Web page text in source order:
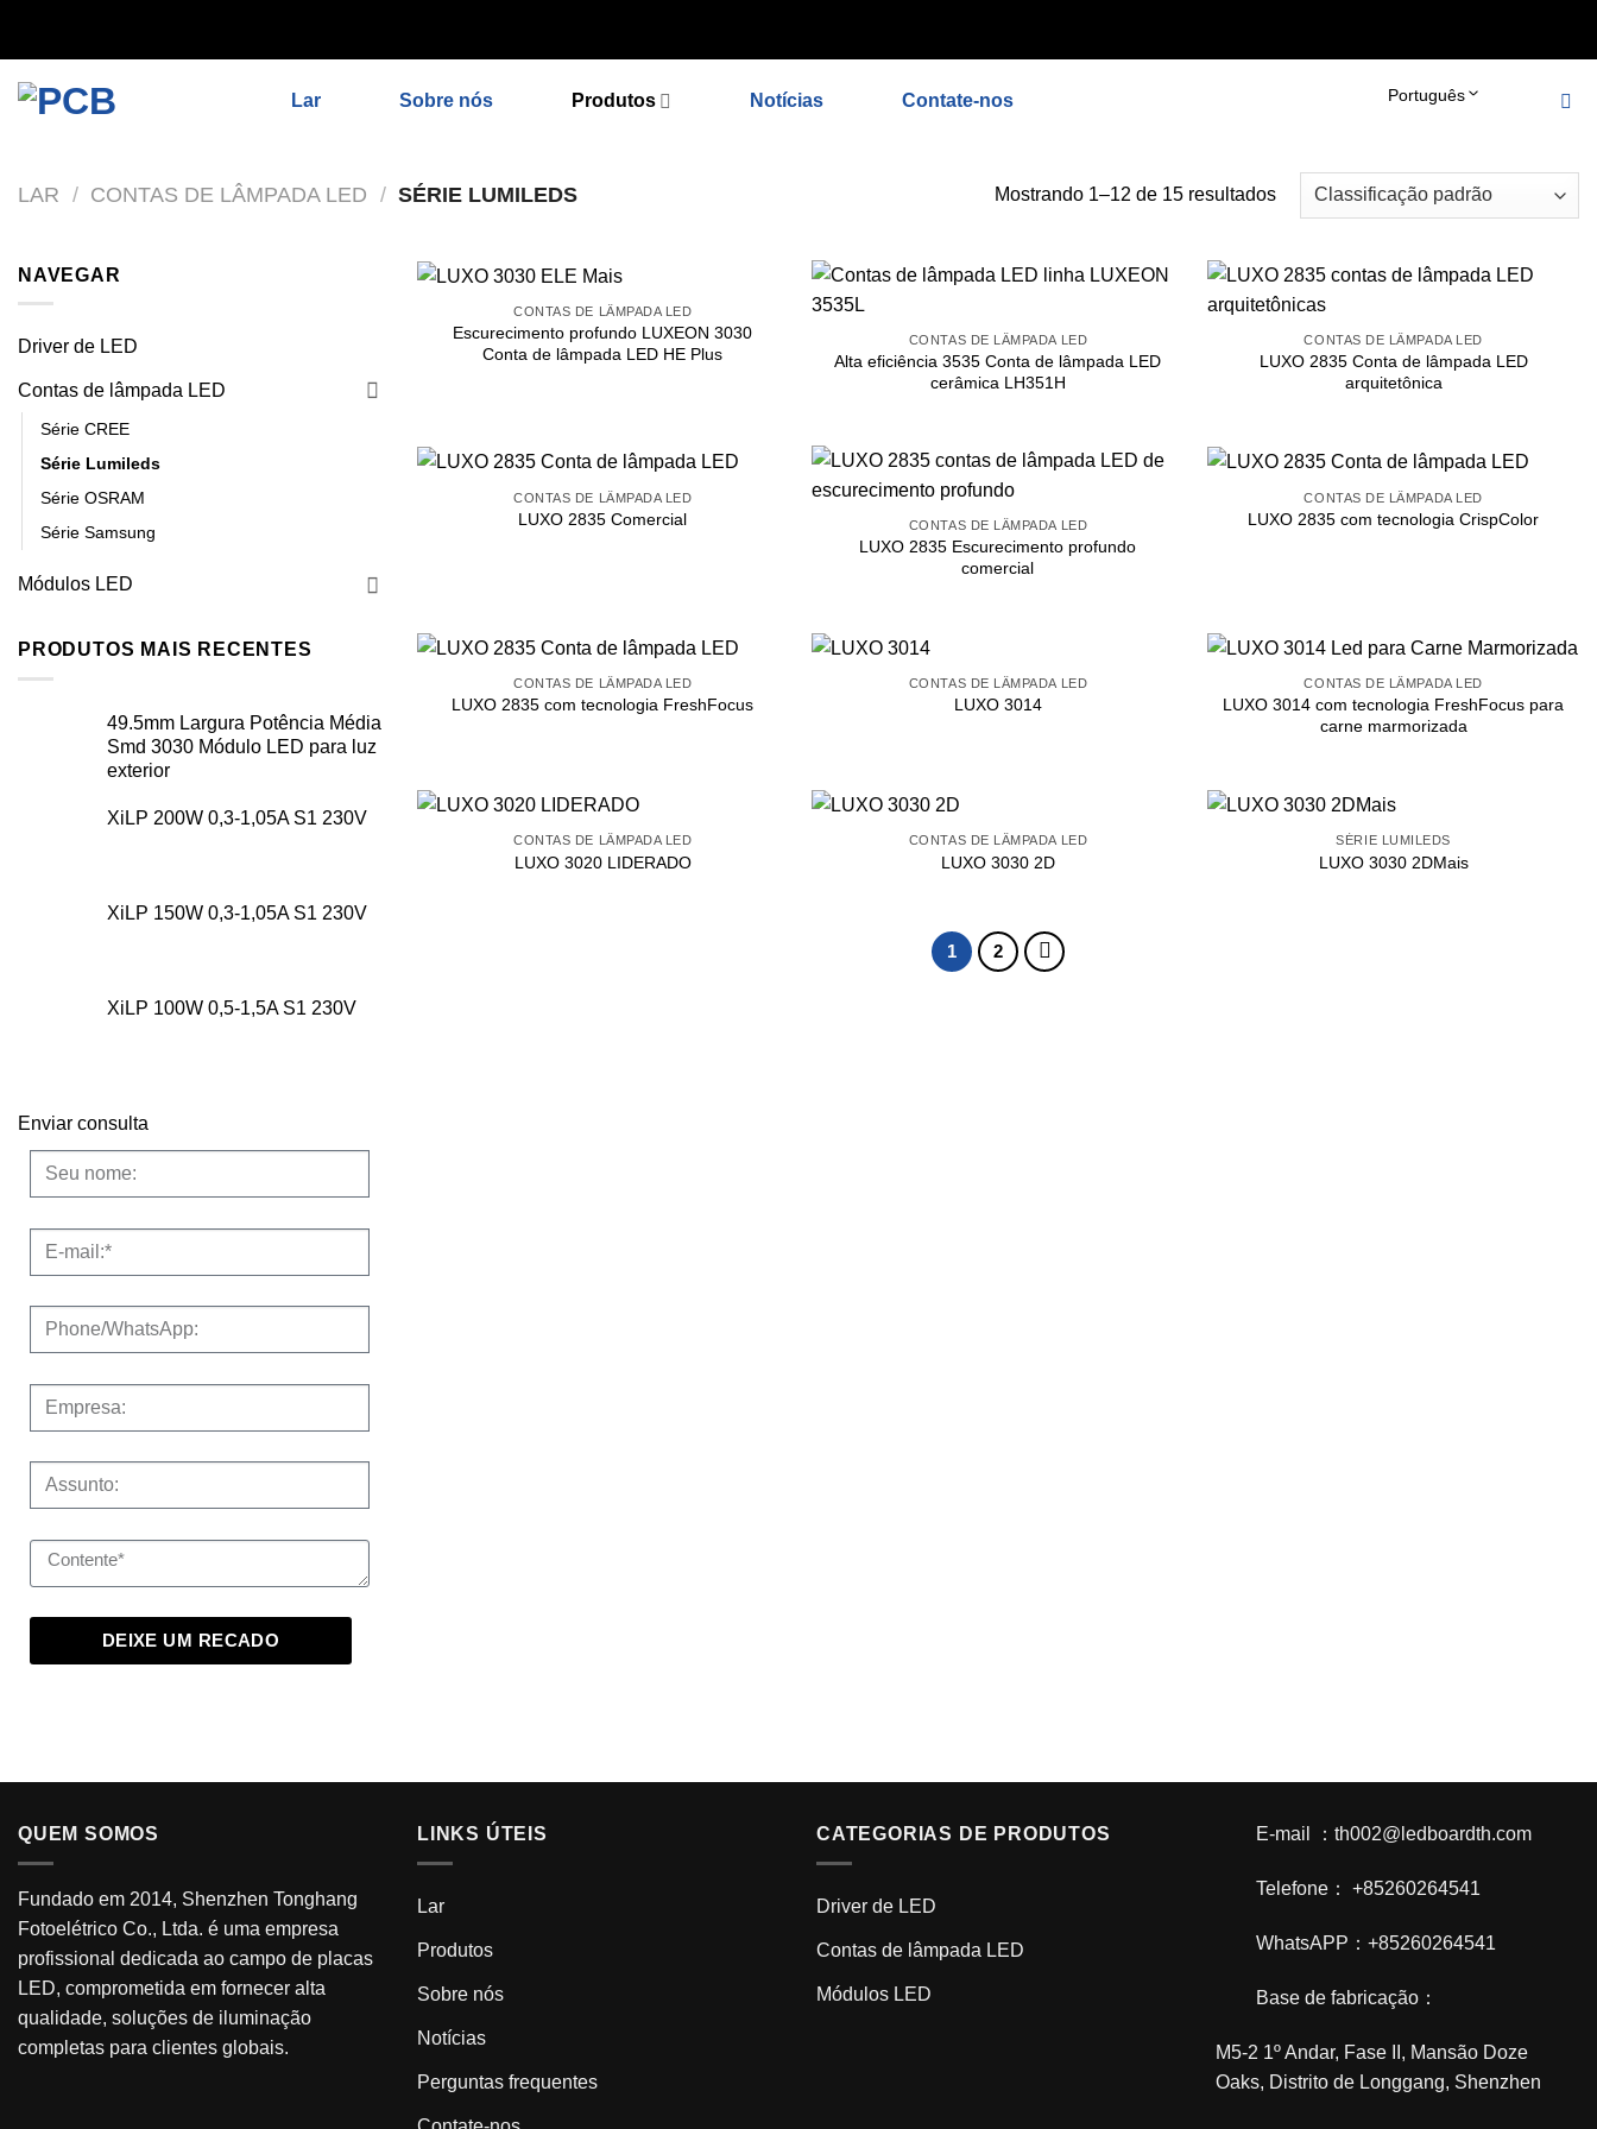
Lar Sobre nós Produtos Notícias Contate-nos Português
LAR / CONTAS DE LÂMPADA LED / SÉRIE LUMILEDS Mostrando 1–12 de 15 resultados
NAVEGAR
Driver de LED
Contas de lâmpada LED
Série CREE
Série Lumileds
Série OSRAM
Série Samsung
Módulos LED
PRODUTOS MAIS RECENTES
49.5mm Largura Potência Média
Smd 3030 Módulo LED para luz
exterior
XiLP 200W 0,3-1,05A S1 230V
XiLP 150W 0,3-1,05A S1 230V
XiLP 100W 0,5-1,5A S1 230V
Enviar consulta
DEIXE UM RECADO
CONTAS DE LÂMPADA LED
Escurecimento profundo LUXEON 3030
Conta de lâmpada LED HE Plus
CONTAS DE LÂMPADA LED
Alta eficiência 3535 Conta de lâmpada LED
cerâmica LH351H
CONTAS DE LÂMPADA LED
LUXO 2835 Conta de lâmpada LED
arquitetônica
CONTAS DE LÂMPADA LED
LUXO 2835 Comercial CONTAS DE LÂMPADA LED
LUXO 2835 Escurecimento profundo
comercial
CONTAS DE LÂMPADA LED
LUXO 2835 com tecnologia CrispColor
CONTAS DE LÂMPADA LED
LUXO 2835 com tecnologia FreshFocus
CONTAS DE LÂMPADA LED
LUXO 3014
CONTAS DE LÂMPADA LED
LUXO 3014 com tecnologia FreshFocus para
carne marmorizada
CONTAS DE LÂMPADA LED
LUXO 3020 LIDERADO
CONTAS DE LÂMPADA LED
LUXO 3030 2D
SÉRIE LUMILEDS
LUXO 3030 2DMais
1 2
QUEM SOMOS
Fundado em 2014, Shenzhen Tonghang
Fotoelétrico Co., Ltda. é uma empresa
profissional dedicada ao campo de placas
LED, comprometida em fornecer alta
qualidade, soluções de iluminação
completas para clientes globais.
LINKS ÚTEIS
Lar
Produtos
Sobre nós
Notícias
Perguntas frequentes
CATEGORIAS DE PRODUTOS
Driver de LED
Contas de lâmpada LED
Módulos LED
E-mail ：th002@ledboardth.com
Telefone： +85260264541
WhatsAPP：+85260264541
Base de fabricação：
M5-2 1º Andar, Fase II, Mansão Doze
Oaks, Distrito de Longgang, Shenzhen